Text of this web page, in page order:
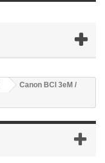
Canon BCI 3eM /